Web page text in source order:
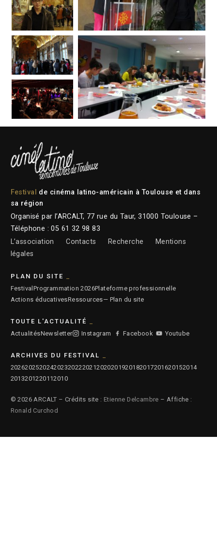
Festival
de cinéma latino-américain à Toulouse et dans
sa région
Organisé par l’ARCALT, 77 rue du Taur, 31000 Toulouse –
Téléphone : 05 61 32 98 83
L’association
Contacts Recherche
Mentions
légales
PLAN DU SITE
FestivalProgrammation 2026Plateforme professionnelle
Actions éducativesRessources— Plan du site
TOUTE L'ACTUALITÉ
ActualitésNewsletter Instagram Facebook Youtube
ARCHIVES DU FESTIVAL
2026202520242023202220212020201920182017201620152014
2013201220112010
© 2026 ARCALT – Crédits site : Etienne Delcambre – Affiche :
Ronald Curchod